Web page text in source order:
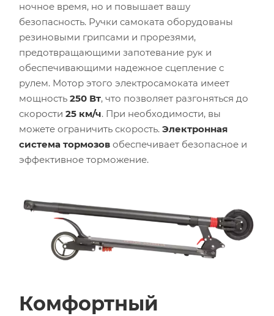
ночное время, но и повышает вашу
безопасность. Ручки самоката оборудованы
резиновыми грипсами и прорезями,
предотвращающими запотевание рук и
обеспечивающими надежное сцепление с
рулем. Мотор этого электросамоката имеет
мощность 250 Вт, что позволяет разгоняться до
скорости 25 км/ч. При необходимости, вы
можете ограничить скорость. Электронная
система тормозов обеспечивает безопасное и
эффективное торможение.
Комфортный